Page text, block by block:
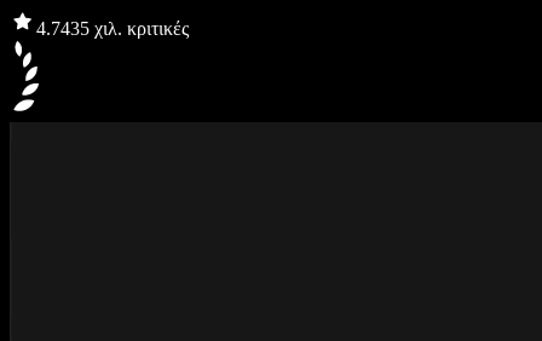
4.7435 χιλ. κριτικές